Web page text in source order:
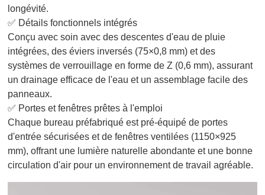
longévité.
✅ Détails fonctionnels intégrés
Conçu avec soin avec des descentes d'eau de pluie
intégrées, des éviers inversés (75×0,8 mm) et des
systèmes de verrouillage en forme de Z (0,6 mm), assurant
un drainage efficace de l'eau et un assemblage facile des
panneaux.
✅ Portes et fenêtres prêtes à l'emploi
Chaque bureau préfabriqué est pré-équipé de portes
d'entrée sécurisées et de fenêtres ventilées (1150×925
mm), offrant une lumière naturelle abondante et une bonne
circulation d'air pour un environnement de travail agréable.